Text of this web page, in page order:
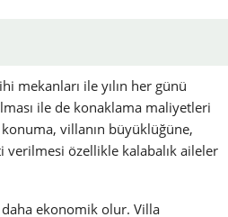
mekanları ile yılın her günü
ile de konaklama maliyetleri
villanın büyüklüğüne,
verilmesi özellikle kalabalık aileler
ekonomik olur. Villa